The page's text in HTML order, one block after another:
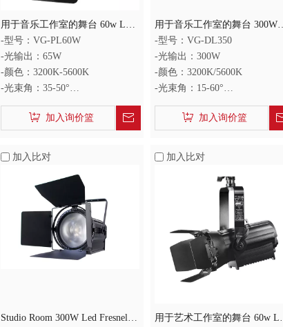
用于音乐工作室的舞台 60w LED
菲涅尔灯
-型号：VG-PL60W
-光输出：65W
-颜色：3200K-5600K
-光束角：35-50°
-显色指数：90+
加入询价篮
用于音乐工作室的舞台 300W
LED 菲涅尔灯
-型号：VG-DL350
-光输出：300W
-颜色：3200K/5600K
-光束角：15-60°
-显色指数：95+
加入询价篮
加入比对
Studio Room 300W Led Fresnel
加入比对
用于艺术工作室的舞台 60w